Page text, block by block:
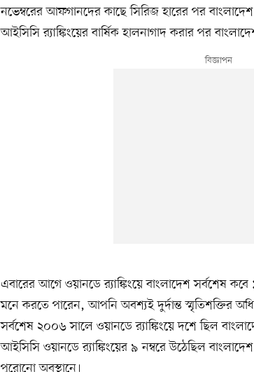
নভেম্বরের আফগানদের কাছে সিরিজ হারের পর
আইসিসি র‍্যাঙ্কিংয়ের বার্ষিক হালনাগাদ করার পর
এবারের আগে ওয়ানডে র‍্যাঙ্কিংয়ে বাংলাদেশ সর্বশেষ
মনে করতে পারেন, আপনি অবশ্যই দুর্দান্ত
সর্বশেষ ২০০৬ সালে ওয়ানডে র‍্যাঙ্কিংয়ে দশে ছিল
আইসিসি ওয়ানডে র‍্যাঙ্কিংয়ের ৯ নম্বরে উঠেছিল